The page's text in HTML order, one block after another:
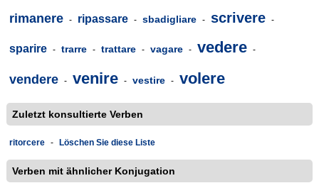
rimanere - ripassare - sbadigliare - scrivere -
sparire - trarre - trattare - vagare - vedere -
vendere - venire - vestire - volere
Zuletzt konsultierte Verben
ritorcere - Löschen Sie diese Liste
Verben mit ähnlicher Konjugation